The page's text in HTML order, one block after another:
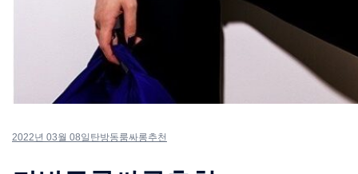
2022년 03월 08일 탄방동룸싸롱추천